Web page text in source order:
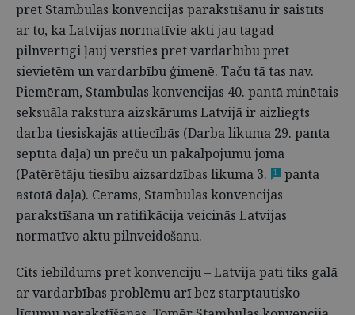
pret Stambulas konvencijas parakstīšanu ir saistīts
ar to, ka Latvijas normatīvie akti jau tagad
pilnvērtīgi ļauj vērsties pret vardarbību pret
sievietēm un vardarbību ģimenē. Taču tā tas nav.
Piemēram, Stambulas konvencijas 40. pantā minētais
seksuāla rakstura aizskārums Latvijā ir aizliegts
darba tiesiskajās attiecībās (Darba likuma 29. panta
septītā daļa) un preču un pakalpojumu jomā
(Patērētāju tiesību aizsardzības likuma 3.
1
panta
astotā daļa). Cerams, Stambulas konvencijas
parakstīšana un ratifikācija veicinās Latvijas
normatīvo aktu pilnveidošanu.
Cits iebildums pret konvenciju – Latvija pati tiks galā
ar vardarbības problēmu arī bez starptautisko